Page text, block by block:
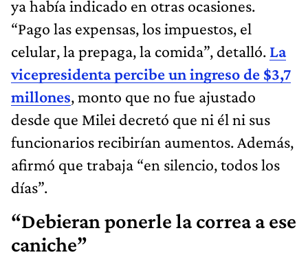
ya había indicado en otras ocasiones.
“Pago las expensas, los impuestos, el
celular, la prepaga, la comida”, detalló. La
vicepresidenta percibe un ingreso de $3,7
millones, monto que no fue ajustado
desde que Milei decretó que ni él ni sus
funcionarios recibirían aumentos. Además,
afirmó que trabaja “en silencio, todos los
días”.
“Debieran ponerle la correa a ese
caniche”